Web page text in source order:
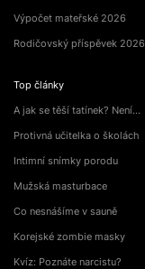
Výpočet mateřské 2026
Rodičovský příspěvek 2026
Top články
A jak se těší tatínek? Není…
Protivná učitelka o školách
Intimní snímky porodu
Mužská masturbace
Co nesnášíme v sauně
Korejské zombie masky
Kvíz: Poznáte narcistu?